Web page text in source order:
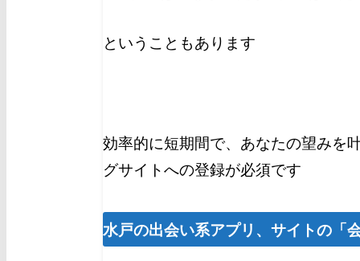
ということもあります
効率的に短期間で、あなたの望みを
グサイトへの登録が必須です
水戸の出会い系アプリ、サイトの「